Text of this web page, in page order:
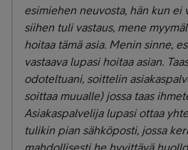
esimiehen neuvosta, hän kun ei
siihen tuli vastaus, mene
hoitaa tämä asia. Menin sinne,
vastaava lupasi hoitaa asian.
odoteltuani, soittelin
soittaa muualle) jossa taas
Asiakaspalvelija lupasi ottaa
tulikin pian sähköposti, jossa
mahdollisesti he hyvittävä